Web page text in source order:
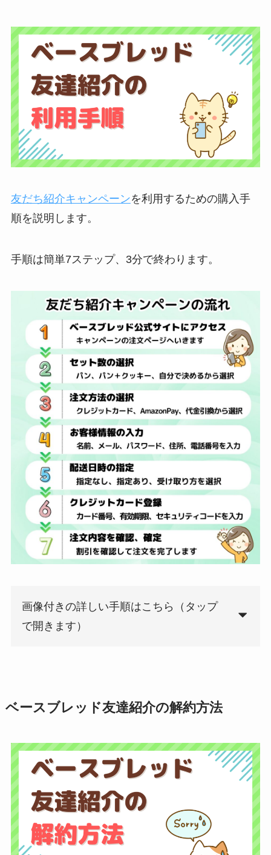
友だち紹介キャンペーンを利用するための購入手
順を説明します。
手順は簡単7ステップ、3分で終わります。
画像付きの詳しい手順はこちら（タップ
で開きます）
ベースブレッド友達紹介の解約方法